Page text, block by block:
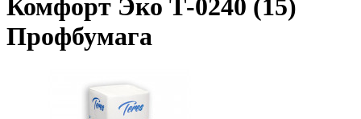
Комфорт Эко Т-0240 (15)
Профбумага